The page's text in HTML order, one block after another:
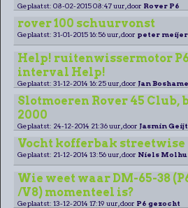
Geplaatst: 08-02-2015 08:47 uur, door Rover P6
rover 100 schuurvonst
Geplaatst: 31-01-2015 16:56 uur, door peter meijer
Help! ruitenwissermotor
interval Help!
Geplaatst: 31-12-2014 16:25 uur, door Jan
Slotmoeren Rover 45 Club,
2000
Geplaatst: 24-12-2014 21:36 uur, door Jasmin
Vocht kofferbak streetwise
Geplaatst: 21-12-2014 13:56 uur, door Niels
Wie weet waar DM-65-38
/V8) momenteel is?
Geplaatst: 13-12-2014 17:19 uur, door P6 gezocht